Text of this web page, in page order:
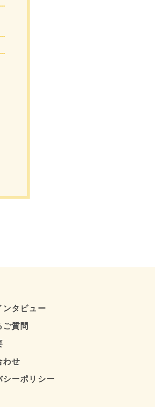
ンタビュー
ご質問
わせ
シーポリシー